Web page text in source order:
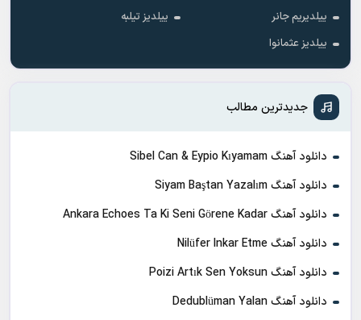
ییلدیریم جانر
ییلدیز تیلبه
ییلدیز عثمانوا
جدیدترین مطالب
دانلود آهنگ Sibel Can & Eypio Kıyamam
دانلود آهنگ Siyam Baştan Yazalım
دانلود آهنگ Ankara Echoes Ta Ki Seni Görene Kadar
دانلود آهنگ Nilüfer Inkar Etme
دانلود آهنگ Poizi Artık Sen Yoksun
دانلود آهنگ Dedublüman Yalan